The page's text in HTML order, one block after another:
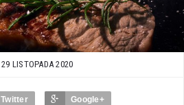
29 LISTOPADA 2020
Twitter Google+